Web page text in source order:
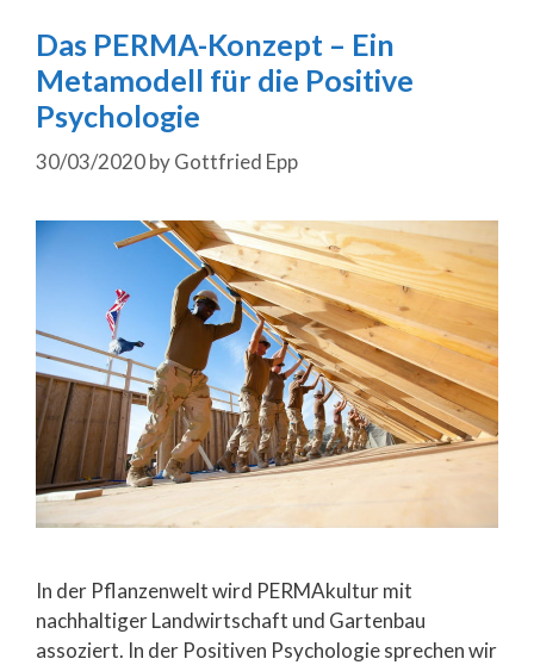
Das PERMA-Konzept – Ein
Metamodell für die Positive
Psychologie
30/03/2020byGottfried Epp
In der Pflanzenwelt wird PERMAkultur mit
nachhaltiger Landwirtschaft und Gartenbau
assoziert. In der Positiven Psychologie sprechen wir